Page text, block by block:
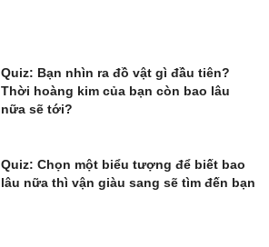
Quiz: Bạn nhìn ra đồ vật gì đầu tiên?
Thời hoàng kim của bạn còn bao lâu
nữa sẽ tới?
Quiz: Chọn một biểu tượng để biết bao
lâu nữa thì vận giàu sang sẽ tìm đến bạn